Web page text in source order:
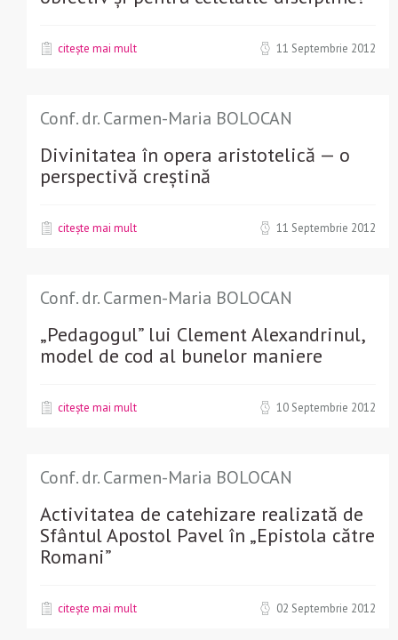
citește mai mult 11 Septembrie 2012
Conf. dr. Carmen-Maria BOLOCAN
Divinitatea în opera aristotelică — o
perspectivă creștină
citește mai mult 11 Septembrie 2012
Conf. dr. Carmen-Maria BOLOCAN
„Pedagogul” lui Clement Alexandrinul,
model de cod al bunelor maniere
citește mai mult 10 Septembrie 2012
Conf. dr. Carmen-Maria BOLOCAN
Activitatea de catehizare realizată de
Sfântul Apostol Pavel în „Epistola către
Romani”
citește mai mult 02 Septembrie 2012